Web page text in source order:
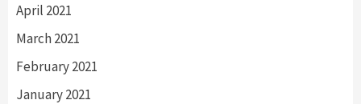
April 2021
March 2021
February 2021
January 2021